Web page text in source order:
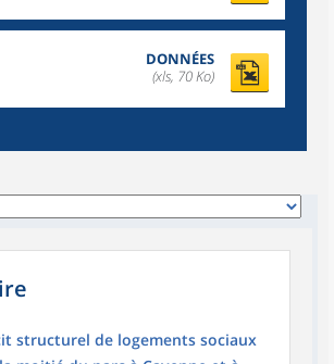
DONNÉES
(xls, 70 Ko)
structurel de logements sociaux